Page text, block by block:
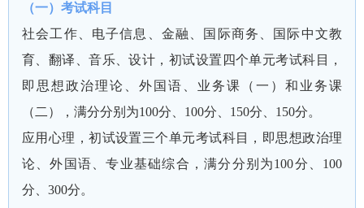
（一）考试科目
社会工作、电子信息、金融、国际商务、国际中文教
育、翻译、音乐、设计，初试设置四个单元考试科目，
即思想政治理论、外国语、业务课（一）和业务课
（二），满分分别为100分、100分、150分、150分。
应用心理，初试设置三个单元考试科目，即思想政治理
论、外国语、专业基础综合，满分分别为100分、100
分、300分。